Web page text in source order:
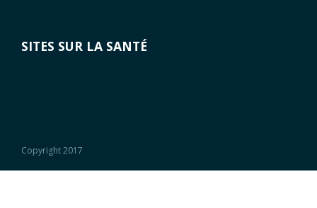
SITES SUR LA SANTÉ
Copyright 2017